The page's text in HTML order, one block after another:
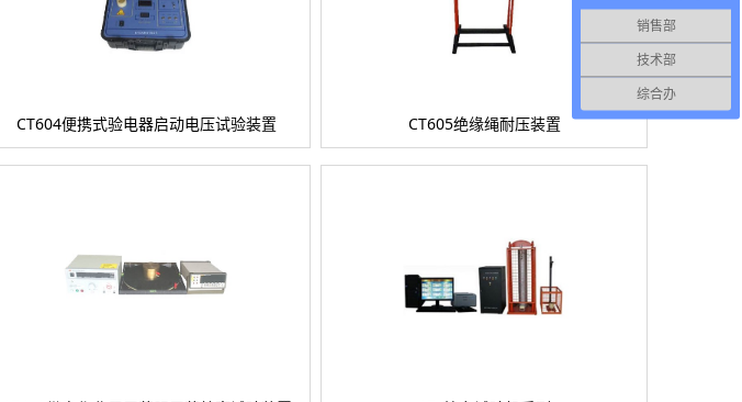
CT604便携式验电器启动电压试验装置 CT605绝缘绳耐压装置
销售部
技术部
综合办